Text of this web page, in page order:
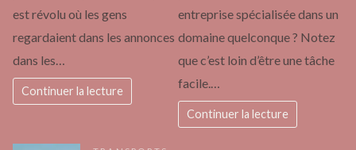
est révolu où les gens
regardaient dans les annonces
dans les…
Continuer la lecture
entreprise spécialisée dans un
domaine quelconque ? Notez
que c’est loin d’être une tâche
facile.…
Continuer la lecture